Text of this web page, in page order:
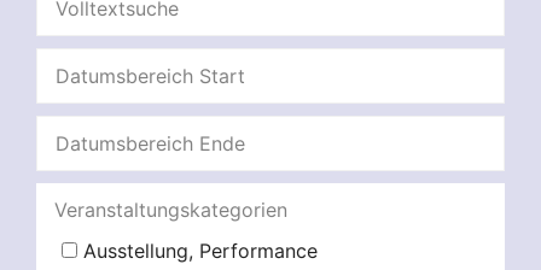
Veranstaltungskategorien
Ausstellung, Performance